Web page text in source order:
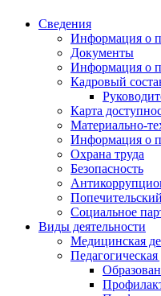
Сведения
Информация о
Документы
Информация о
Кадровый
Карта
Материально-
Информация о
Охрана труда
Безопасность
Социальное
Виды деятельности
Медицинская
Педагогическая